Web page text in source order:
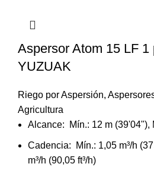
Aspersor Atom 15 LF
YUZUAK
Riego por Aspersión,
Agricultura
Alcance: Mín.: 12 m (39'04"),
Cadencia: Mín.: 1,05 m³/h
m³/h (90,05 ft³/h)